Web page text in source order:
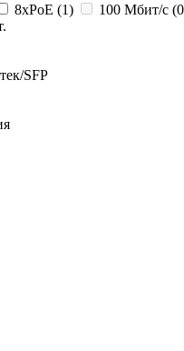
8xPoE (1) 100 Мбит/с (0
SFP